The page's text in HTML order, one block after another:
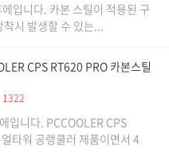
입니다. 카본 스틸이 적용된 구
시 발생할 수 있는...
CPS RT620 PRO 카본스틸
1322
입니다. PCCOOLER CPS
타워 공랭쿨러 제품이면서 4